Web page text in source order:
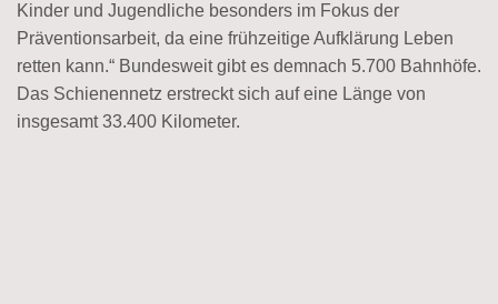
Kinder und Jugendliche besonders im Fokus der
Präventionsarbeit, da eine frühzeitige Aufklärung Leben
retten kann.“ Bundesweit gibt es demnach 5.700 Bahnhöfe.
Das Schienennetz erstreckt sich auf eine Länge von
insgesamt 33.400 Kilometer.